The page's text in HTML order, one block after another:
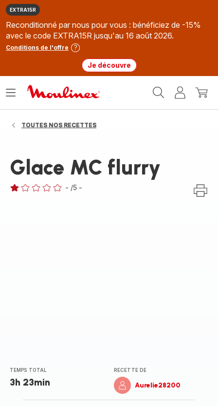
EXTRA15R
Reconditionné par nous pour vous : bénéficiez de -15%
avec le code EXTRA15R jusqu'au 16 août 2026.
Conditions de l'offre
Je découvre
MonMon
Ouvrir
TOUTES NOS RECETTES
Glace MC flurry
- /5 -
TEMPS TOTAL
3h 23min
RECETTE DE
Aurelie28200